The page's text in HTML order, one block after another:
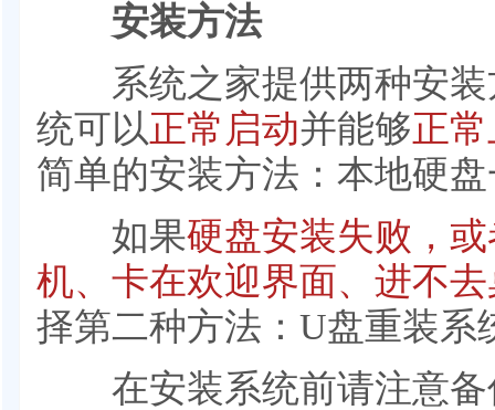
安装方法
系统之家提供两种安
统可以正常启动并能够正
简单的安装方法：本地硬
如果硬盘安装失败，
机、卡在欢迎界面、进不
择第二种方法：U盘重装系
在安装系统前请注意备